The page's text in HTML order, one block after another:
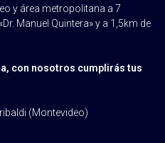
y área metropolitana a 7
Manuel Quintera» y a 1,5km de
con nosotros cumplirás tus
(Montevideo)